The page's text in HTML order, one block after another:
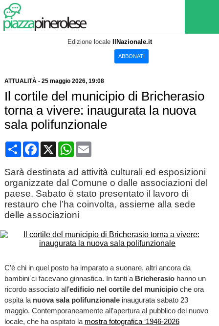
Edizione locale IlNazionale.it
ABBONATI
ATTUALITÀ- 25 maggio 2026, 19:08
Il cortile del municipio di Bricherasio
torna a vivere: inaugurata la nuova
sala polifunzionale
CondividiFacebook
X WhatsApp
Email
Sarà destinata ad attività culturali ed esposizioni
organizzate dal Comune o dalle associazioni del
paese. Sabato è stato presentato il lavoro di
restauro che l’ha coinvolta, assieme alla sede
delle associazioni
C’è chi in quel posto ha imparato a suonare, altri ancora da
bambini ci facevano ginnastica. In tanti a Bricherasiohanno un
ricordo associato all’edificio nel cortile del municipioche ora
ospita la nuova sala polifunzionaleinaugurata sabato 23
maggio. Contemporaneamente all’apertura al pubblico del nuovo
locale, che ha ospitato la mostra fotografica ‘1946-2026